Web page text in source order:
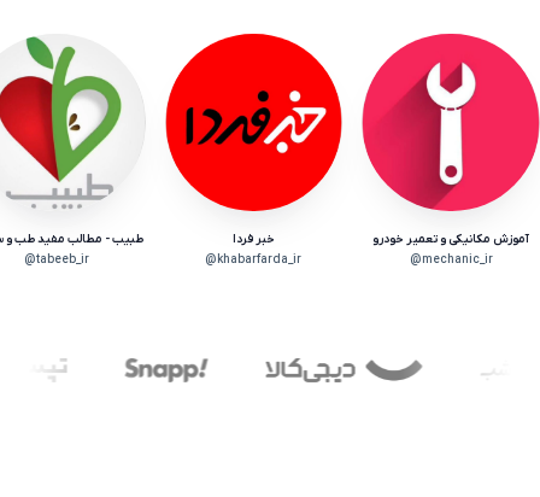
آموزش مکانیکی و تعمیر خودرو
mechanic_ir@
خبر فردا
khabarfarda_ir@
طبیب - مطالب مفید طب و
tabeeb_ir@